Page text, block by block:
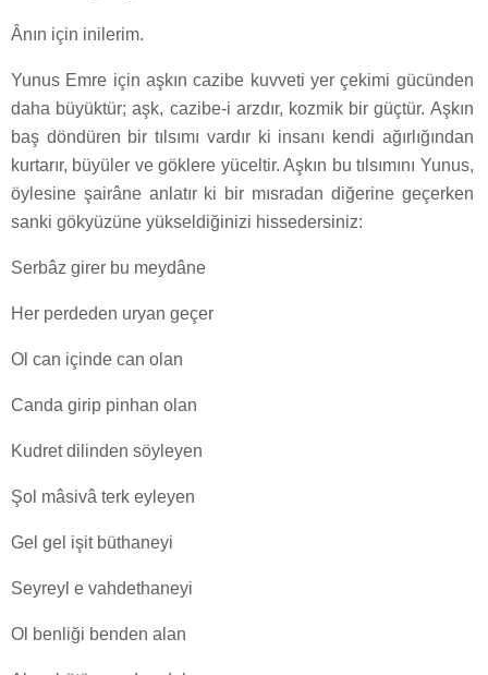
Ânın için inilerim.
Yunus Emre için aşkın cazibe kuvveti yer çekimi gücünden
daha büyüktür; aşk, cazibe-i arzdır, kozmik bir güçtür. Aşkın
baş döndüren bir tılsımı vardır ki insanı kendi ağırlığından
kurtarır, büyüler ve göklere yüceltir. Aşkın bu tılsımını Yunus,
öylesine şairâne anlatır ki bir mısradan diğerine geçerken
sanki gökyüzüne yükseldiğinizi hissedersiniz:
Serbâz girer bu meydâne
Her perdeden uryan geçer
Ol can içinde can olan
Canda girip pinhan olan
Kudret dilinden söyleyen
Şol mâsivâ terk eyleyen
Gel gel işit büthaneyi
Seyreyl e vahdethaneyi
Ol benliği benden alan